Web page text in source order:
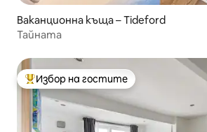
Ваканционна къща – Tideford
Тайната
Най-популярен избор на гостите
Избор на гостите